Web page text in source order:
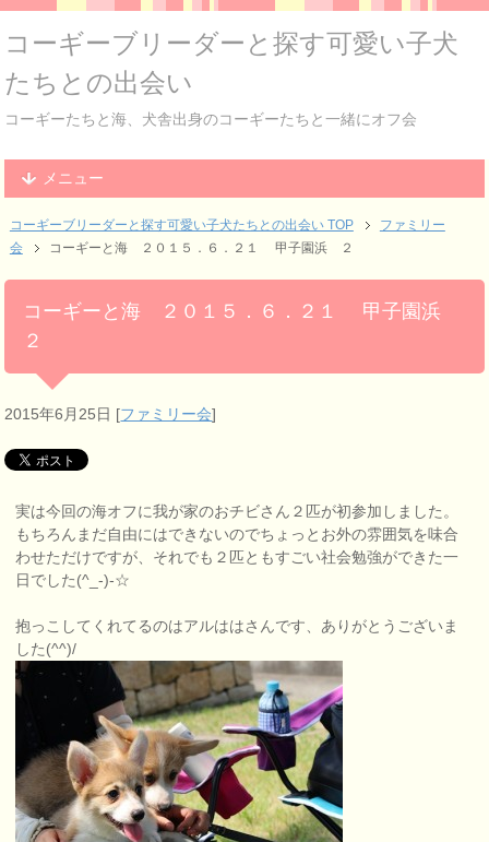
コーギーブリーダーと探す可愛い子犬
たちとの出会い
コーギーたちと海、犬舎出身のコーギーたちと一緒にオフ会
メニュー
コーギーブリーダーと探す可愛い子犬たちとの出会い TOP
ファミリー
会
コーギーと海 ２０１５．６．２１ 甲子園浜 ２
コーギーと海 ２０１５．６．２１ 甲子園浜
２
2015年6月25日 [ファミリー会]
実は今回の海オフに我が家のおチビさん２匹が初参加しました。
もちろんまだ自由にはできないのでちょっとお外の雰囲気を味合
わせただけですが、それでも２匹ともすごい社会勉強ができた一
日でした(^_-)-☆
抱っこしてくれてるのはアルははさんです、ありがとうございま
した(^^)/